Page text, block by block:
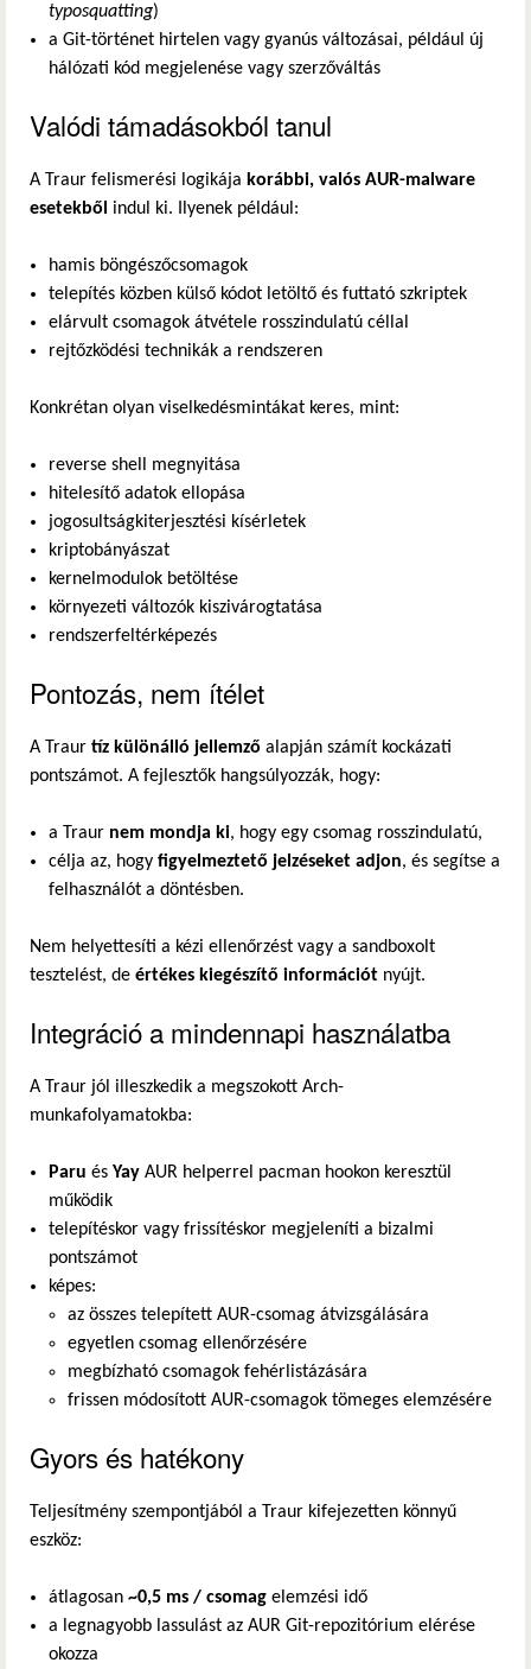
typosquatting)
a Git-történet hirtelen vagy gyanús változásai, például új
hálózati kód megjelenése vagy szerzőváltás
Valódi támadásokból tanul
A Traur felismerési logikája korábbi, valós AUR-malware
esetekből
indul ki. Ilyenek például:
hamis böngészőcsomagok
telepítés közben külső kódot letöltő és futtató szkriptek
elárvult csomagok átvétele rosszindulatú céllal
rejtőzködési technikák a rendszeren
Konkrétan olyan viselkedésmintákat keres, mint:
reverse shell megnyitása
hitelesítő adatok ellopása
jogosultságkiterjesztési kísérletek
kriptobányászat
kernelmodulok betöltése
környezeti változók kiszivárogtatása
rendszerfeltérképezés
Pontozás, nem ítélet
A Traur tíz különálló jellemző alapján számít kockázati
pontszámot. A fejlesztők hangsúlyozzák, hogy:
a Traur nem mondja ki, hogy egy csomag rosszindulatú,
célja az, hogy figyelmeztető jelzéseket adjon, és segítse a
felhasználót a döntésben.
Nem helyettesíti a kézi ellenőrzést vagy a sandboxolt
tesztelést, de értékes kiegészítő információt nyújt.
Integráció a mindennapi használatba
A Traur jól illeszkedik a megszokott Arch-
munkafolyamatokba:
Paru és Yay AUR helperrel pacman hookon keresztül
működik
telepítéskor vagy frissítéskor megjeleníti a bizalmi
pontszámot
képes:
az összes telepített AUR-csomag átvizsgálására
egyetlen csomag ellenőrzésére
megbízható csomagok fehérlistázására
frissen módosított AUR-csomagok tömeges elemzésére
Gyors és hatékony
Teljesítmény szempontjából a Traur kifejezetten könnyű
eszköz:
átlagosan ~0,5 ms / csomag elemzési idő
a legnagyobb lassulást az AUR Git-repozitórium elérése
okozza